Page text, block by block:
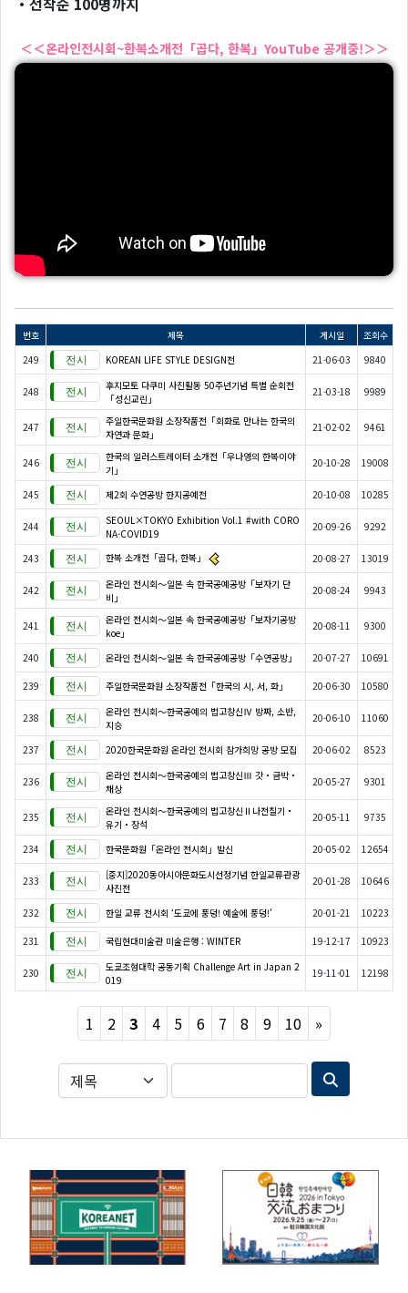
＜＜온라인전시회~한복소개전「곱다, 한복」YouTube 공개중!＞＞
번호 제목 게시일
조회수
249
KOREAN LIFE STYLE DESIGN전 21-06-03 9840
248
후지모토 다쿠미 사진활동 50주년기념 특별 순회전
「성신교린」
21-03-18 9989
247
주일한국문화원 소장작품전「회화로 만나는 한국의
자연과 문화」
21-02-02 9461
246
한국의 일러스트레이터 소개전「우나영의 한복이야
기」
20-10-28 19008
245 제2회 수연공방 한지공예전 20-10-08 10285
244
SEOUL×TOKYO Exhibition Vol.1 #with CORO
NA-COVID19
20-09-26 9292
243 한복 소개전「곱다, 한복」 20-08-27 13019
242
온라인 전시회〜일본 속 한국공예공방「보자기 단
비」
20-08-24 9943
241
온라인 전시회〜일본 속 한국공예공방「보자기공방
koe」
20-08-11 9300
240 온라인 전시회〜일본 속 한국공예공방「수연공방」 20-07-27 10691
239 주일한국문화원 소장작품전「한국의 시, 서, 화」 20-06-30 10580
238
온라인 전시회～한국공예의 법고창신Ⅳ 방짜, 소반,
지승
20-06-10 11060
237 2020한국문화원 온라인 전시회 참가희망 공방 모집 20-06-02 8523
236
온라인 전시회～한국공예의 법고창신Ⅲ 갓・금박・
채상
20-05-27 9301
235
온라인 전시회～한국공예의 법고창신Ⅱ나전칠기・
유기・장석
20-05-11 9735
234 한국문화원「온라인 전시회」발신 20-05-02 12654
233
[중지]2020동아시아문화도시선정기념 한일교류관광
사진전
20-01-28 10646
232 한일 교류 전시회 ‘도쿄에 풍덩! 예술에 풍덩!’ 20-01-21 10223
231 국립현대미술관 미술은행 : WINTER 19-12-17 10923
230
도쿄조형대학 공동기획 Challenge Art in Japan 2
019
19-11-01 12198
1 2 3 4 5 6 7 8 9 10 »